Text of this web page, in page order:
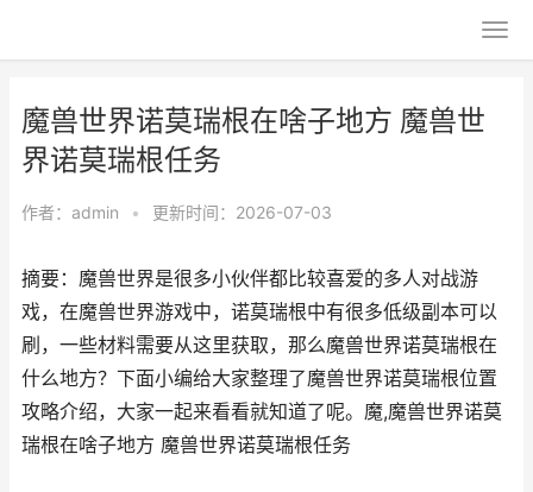
魔兽世界诺莫瑞根在啥子地方 魔兽世
界诺莫瑞根任务
作者： admin • 更新时间：2026-07-03
摘要：魔兽世界是很多小伙伴都比较喜爱的多人对战游
戏，在魔兽世界游戏中，诺莫瑞根中有很多低级副本可以
刷，一些材料需要从这里获取，那么魔兽世界诺莫瑞根在
什么地方？下面小编给大家整理了魔兽世界诺莫瑞根位置
攻略介绍，大家一起来看看就知道了呢。魔,魔兽世界诺莫
瑞根在啥子地方 魔兽世界诺莫瑞根任务